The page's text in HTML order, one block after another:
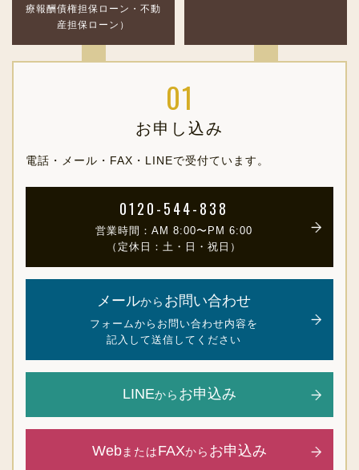
療報酬債権担保ローン・不動
産担保ローン）
お申し込み
電話・メール・FAX・LINEで受付ています。
0120-544-838
営業時間：AM 8:00〜PM 6:00
（定休日：土・日・祝日）
メールから お問い合わせ
フォームからお問い合わせ内容を
記入して送信してください
LINEから お申込み
WebまたはFAXから お申込み